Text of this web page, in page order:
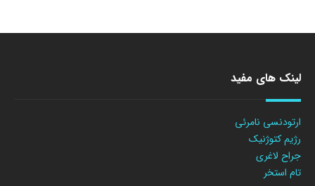
لینک های مفید
ارتودنسی نامرئی
رژیم کتوژنیک
جراح لاغری
تام استخر